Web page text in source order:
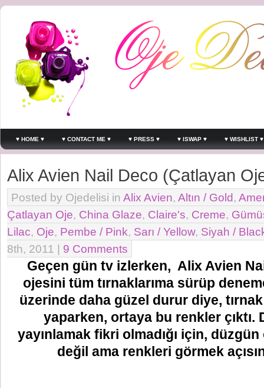
♥ HOME ♥ ♥ CONTACT ME ♥ ♥ PRESS ♥ ♥ ISWAP ♥ ♥ WISHLIST ♥
Alix Avien Nail Deco (Çatlayan
Posted by Ojedelisi in Alix Avien, Altın / Gold,
Çatlayan Oje, China Glaze, Claire's, Creme,
Lilac, Oje, Pembe / Pink, Sarı / Yellow, Siyah /
8th, 2011 | 9 Comments
Geçen gün tv izlerken, Alix Avien
ojesini tüm tırnaklarıma sürüp
üzerinde daha güzel durur diye,
yaparken, ortaya bu renkler çıktı.
yayınlamak fikri olmadığı için,
değil ama renkleri görmek